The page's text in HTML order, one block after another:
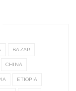
BAZAR
CHINA
ETIOPIA